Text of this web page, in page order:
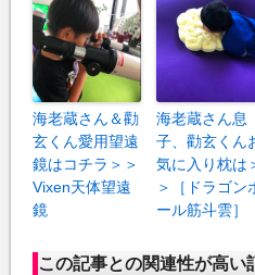
海老蔵さん＆勸
玄くん愛用望遠
鏡はコチラ＞＞
Vixen天体望遠
鏡
海老蔵さん息
子、勸玄くん
気に入り枕は
＞［ドラゴン
ール筋斗雲］
この記事との関連性が高い